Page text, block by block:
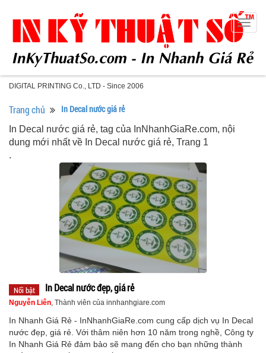
DIGITAL PRINTING Co., LTD - Since 2006
Trang chủ In Decal nước giá rẻ
In Decal nước giá rẻ, tag của InNhanhGiaRe.com, nội
dung mới nhất về In Decal nước giá rẻ, Trang 1
.
Nổi bật In Decal nước đẹp, giá rẻ
Nguyễn Liên, Thành viên của innhanhgiare.com
In Nhanh Giá Rẻ - InNhanhGiaRe.com cung cấp dịch vụ In Decal
nước đẹp, giá rẻ. Với thâm niên hơn 10 năm trong nghề, Công ty
In Nhanh Giá Rẻ đảm bảo sẽ mang đến cho bạn những thành